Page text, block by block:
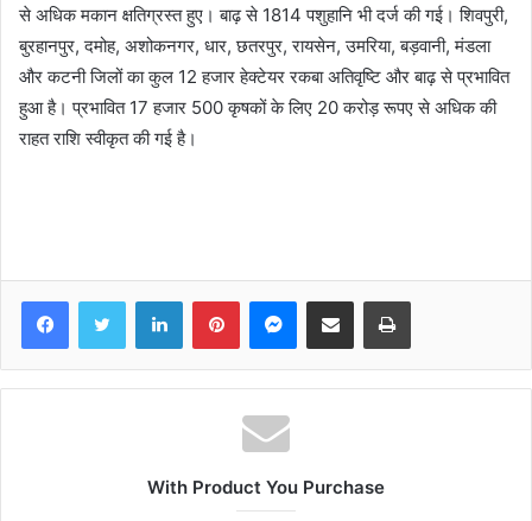
से अधिक मकान क्षतिग्रस्त हुए। बाढ़ से 1814 पशुहानि भी दर्ज की गई। शिवपुरी,
बुरहानपुर, दमोह, अशोकनगर, धार, छतरपुर, रायसेन, उमरिया, बड़वानी, मंडला
और कटनी जिलों का कुल 12 हजार हेक्टेयर रकबा अतिवृष्टि और बाढ़ से प्रभावित
हुआ है। प्रभावित 17 हजार 500 कृषकों के लिए 20 करोड़ रूपए से अधिक की
राहत राशि स्वीकृत की गई है।
FacebookTwitter LinkedInPinterestMessenger
Share via Email Print
With Product You Purchase